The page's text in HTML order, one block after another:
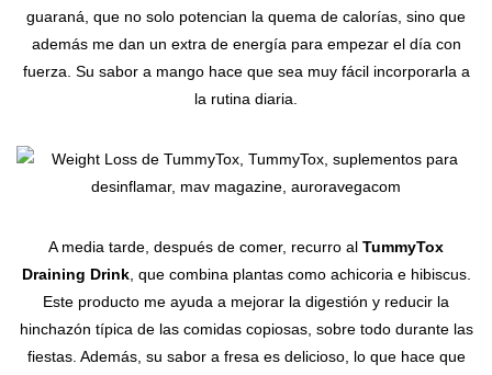
guaraná, que no solo potencian la quema de calorías, sino que
además me dan un extra de energía para empezar el día con
fuerza. Su sabor a mango hace que sea muy fácil incorporarla a
la rutina diaria.
A media tarde, después de comer, recurro al TummyTox
Draining Drink, que combina plantas como achicoria e hibiscus.
Este producto me ayuda a mejorar la digestión y reducir la
hinchazón típica de las comidas copiosas, sobre todo durante las
fiestas. Además, su sabor a fresa es delicioso, lo que hace que